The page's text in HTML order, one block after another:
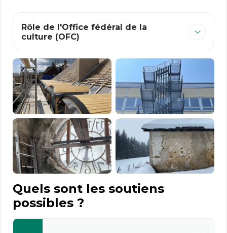
Rôle de l'Office fédéral de la
culture (OFC)
Quels sont les soutiens
possibles ?